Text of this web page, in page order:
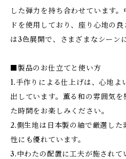
した弾力を持ち合わせています
ドを使用しており、座り心地の
は3色展開で、さまざまなシーン
■製品のお仕立てと使い方
1.手作りによる仕上げは、心地よ
出しています。薫る和の雰囲気
た時間をお楽しみください。
2.側生地は日本製の紬で厳選した
性にも優れています。
3.中わたの配置に工夫が施されて